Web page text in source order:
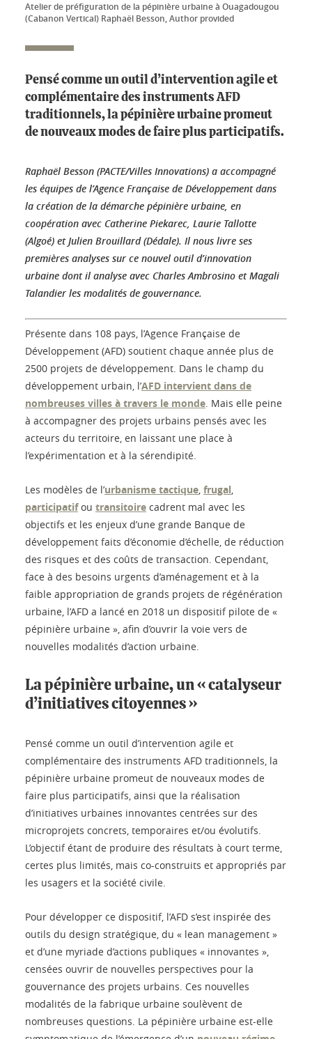
Atelier de préfiguration de la pépinière urbaine à Ouagadougou
(Cabanon Vertical) Raphaël Besson, Author provided
Pensé comme un outil d’intervention agile et
complémentaire des instruments AFD
traditionnels, la pépinière urbaine promeut
de nouveaux modes de faire plus participatifs.
Raphaël Besson (PACTE/Villes Innovations) a accompagné
les équipes de l’Agence Française de Développement dans
la création de la démarche pépinière urbaine, en
coopération avec Catherine Piekarec, Laurie Tallotte
(Algoé) et Julien Brouillard (Dédale). Il nous livre ses
premières analyses sur ce nouvel outil d’innovation
urbaine dont il analyse avec Charles Ambrosino et Magali
Talandier les modalités de gouvernance.
Présente dans 108 pays, l’Agence Française de
Développement (AFD) soutient chaque année plus de
2500 projets de développement. Dans le champ du
développement urbain, l’AFD intervient dans de
nombreuses villes à travers le monde. Mais elle peine
à accompagner des projets urbains pensés avec les
acteurs du territoire, en laissant une place à
l’expérimentation et à la sérendipité.
Les modèles de l’urbanisme tactique, frugal,
participatifou transitoire cadrent mal avec les
objectifs et les enjeux d’une grande Banque de
développement faits d’économie d’échelle, de réduction
des risques et des coûts de transaction. Cependant,
face à des besoins urgents d’aménagement et à la
faible appropriation de grands projets de régénération
urbaine, l’AFD a lancé en 2018 un dispositif pilote de «
pépinière urbaine », afin d’ouvrir la voie vers de
nouvelles modalités d’action urbaine.
La pépinière urbaine, un « catalyseur
d’initiatives citoyennes »
Pensé comme un outil d’intervention agile et
complémentaire des instruments AFD traditionnels, la
pépinière urbaine promeut de nouveaux modes de
faire plus participatifs, ainsi que la réalisation
d’initiatives urbaines innovantes centrées sur des
microprojets concrets, temporaires et/ou évolutifs.
L’objectif étant de produire des résultats à court terme,
certes plus limités, mais co-construits et appropriés par
les usagers et la société civile.
Pour développer ce dispositif, l’AFD s’est inspirée des
outils du design stratégique, du « lean management »
et d’une myriade d’actions publiques « innovantes »,
censées ouvrir de nouvelles perspectives pour la
gouvernance des projets urbains. Ces nouvelles
modalités de la fabrique urbaine soulèvent de
nombreuses questions. La pépinière urbaine est-elle